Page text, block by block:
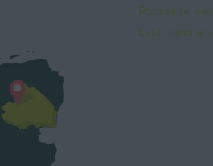
Populaire
Last minute